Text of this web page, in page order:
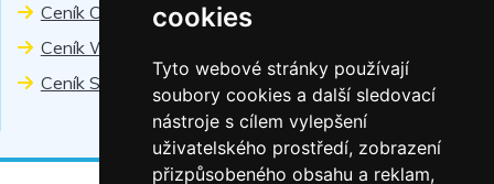
cookies
Tyto webové stránky používají
soubory cookies a další sledovací
nástroje s cílem vylepšení
uživatelského prostředí, zobrazení
přizpůsobeného obsahu a reklam,
Ceník Chiranka
Ceník Wellness
Ceník Sport